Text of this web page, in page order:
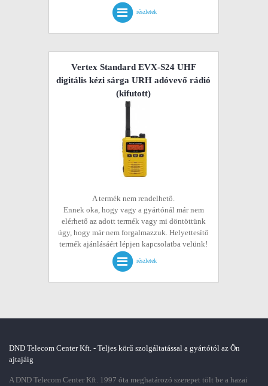
részletek
Vertex Standard EVX-S24 UHF
digitális kézi sárga URH adóvevő rádió
(kifutott)
A termék nem rendelhető.
Ennek oka, hogy vagy a gyártónál már nem
elérhető az adott termék vagy mi döntöttünk
úgy, hogy már nem forgalmazzuk. Helyettesítő
termék ajánlásáért lépjen kapcsolatba velünk!
részletek
DND Telecom Center Kft. - Teljes körű szolgáltatással a gyártótól az Ön
ajtajáig
A DND Telecom Center Kft. 1997 óta meghatározó szerepet tölt be a hazai